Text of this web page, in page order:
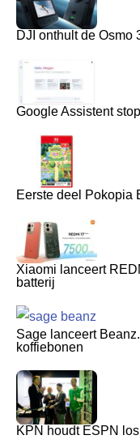
DJI onthult de Osmo
Google Assistent
Eerste deel Pokopia
Xiaomi lanceert
batterij
Sage lanceert
koffiebonen
KPN houdt ESPN